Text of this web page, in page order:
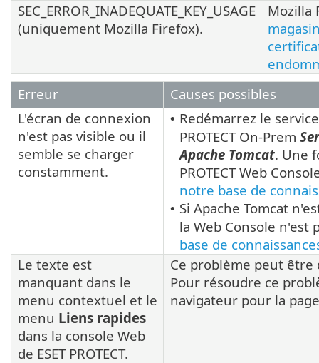
SEC_ERROR_INADEQUATE_KEY_USAGE
(uniquement Mozilla Firefox).
Mozilla
Erreur
Causes possibles
L'écran de connexion
n'est pas visible ou il
semble se charger
constamment.
• Redémarrez le service
PROTECT On-Prem
Apache Tomcat. Une
PROTECT Web
notre base de
• Si Apache Tomcat
la Web Console n'est
base de
Le texte est
manquant dans le
menu contextuel et le
menu Liens rapides
dans la console Web
de ESET PROTECT.
Ce problème peut être
Pour résoudre ce
navigateur pour la page